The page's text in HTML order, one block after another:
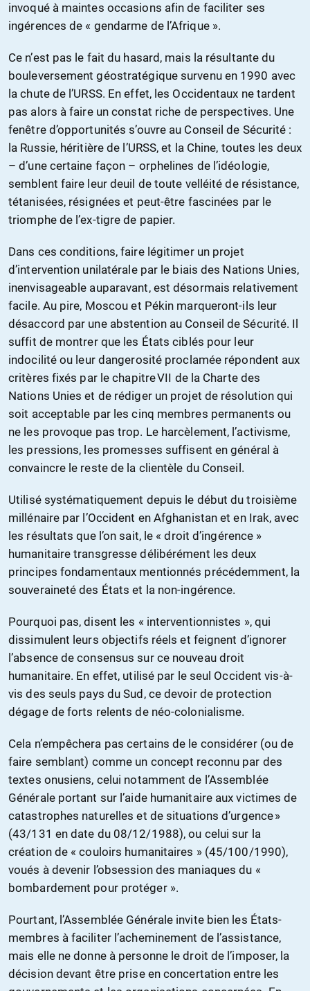
invoqué à maintes occasions afin de faciliter ses
ingérences de « gendarme de l’Afrique ».
Ce n’est pas le fait du hasard, mais la résultante du
bouleversement géostratégique survenu en 1990 avec
la chute de l’URSS. En effet, les Occidentaux ne tardent
pas alors à faire un constat riche de perspectives. Une
fenêtre d’opportunités s’ouvre au Conseil de Sécurité :
la Russie, héritière de l’URSS, et la Chine, toutes les deux
– d’une certaine façon – orphelines de l’idéologie,
semblent faire leur deuil de toute velléité de résistance,
tétanisées, résignées et peut-être fascinées par le
triomphe de l’ex-tigre de papier.
Dans ces conditions, faire légitimer un projet
d’intervention unilatérale par le biais des Nations Unies,
inenvisageable auparavant, est désormais relativement
facile. Au pire, Moscou et Pékin marqueront-ils leur
désaccord par une abstention au Conseil de Sécurité. Il
suffit de montrer que les États ciblés pour leur
indocilité ou leur dangerosité proclamée répondent aux
critères fixés par le chapitre VII de la Charte des
Nations Unies et de rédiger un projet de résolution qui
soit acceptable par les cinq membres permanents ou
ne les provoque pas trop. Le harcèlement, l’activisme,
les pressions, les promesses suffisent en général à
convaincre le reste de la clientèle du Conseil.
Utilisé systématiquement depuis le début du troisième
millénaire par l’Occident en Afghanistan et en Irak, avec
les résultats que l’on sait, le « droit d’ingérence »
humanitaire transgresse délibérément les deux
principes fondamentaux mentionnés précédemment, la
souveraineté des États et la non-ingérence.
Pourquoi pas, disent les « interventionnistes », qui
dissimulent leurs objectifs réels et feignent d’ignorer
l’absence de consensus sur ce nouveau droit
humanitaire. En effet, utilisé par le seul Occident vis-à-
vis des seuls pays du Sud, ce devoir de protection
dégage de forts relents de néo-colonialisme.
Cela n’empêchera pas certains de le considérer (ou de
faire semblant) comme un concept reconnu par des
textes onusiens, celui notamment de l’Assemblée
Générale portant sur l’aide humanitaire aux victimes de
catastrophes naturelles et de situations d’urgence »
(43/131 en date du 08/12/1988), ou celui sur la
création de « couloirs humanitaires » (45/100/1990),
voués à devenir l’obsession des maniaques du «
bombardement pour protéger ».
Pourtant, l’Assemblée Générale invite bien les États-
membres à faciliter l’acheminement de l’assistance,
mais elle ne donne à personne le droit de l’imposer, la
décision devant être prise en concertation entre les